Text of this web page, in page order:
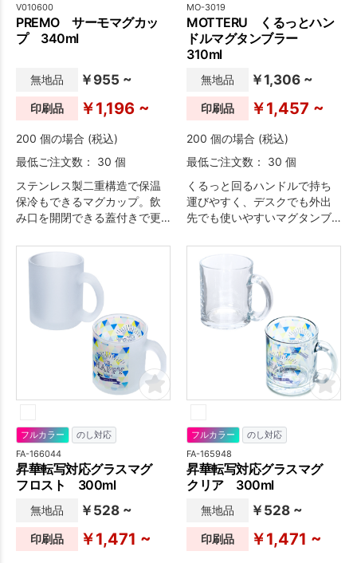
V010600
PREMO サーモマグカッ
プ 340ml
無地品 ￥955 ~
印刷品 ￥1,196 ~
200 個の場合 (税込)
最低ご注文数： 30 個
ステンレス製二重構造で保温
保冷もできるマグカップ。飲
み口を開閉できる蓋付きで更
くれます。自宅からオフィス
まで幅広いシーンで使えま
す。 ■保温性試験：76.4℃(1
時間後) ■保冷性試験：
6.7℃(1時間後) ■実容量約
340ml（満水時約400ml） ※
製品の特性上、回転シルク
（側面ワイド）印刷時に、印
刷データのフチ部分が少し滲
むような仕上がりになりま
い。
MO-3019
MOTTERU くるっとハン
ドルマグタンブラー
310ml
無地品 ￥1,306 ~
印刷品 ￥1,457 ~
200 個の場合 (税込)
最低ご注文数： 30 個
くるっと回るハンドルで持ち
運びやすく、デスクでも外出
先でも使いやすいマグタンブ
フルカラー のし対応
FA-166044
昇華転写対応グラスマグ
フロスト 300ml
無地品 ￥528 ~
印刷品 ￥1,471 ~
フルカラー のし対応
FA-165948
昇華転写対応グラスマグ
クリア 300ml
無地品 ￥528 ~
印刷品 ￥1,471 ~